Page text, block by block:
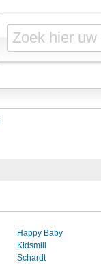
Happy Baby
Kidsmill
Schardt